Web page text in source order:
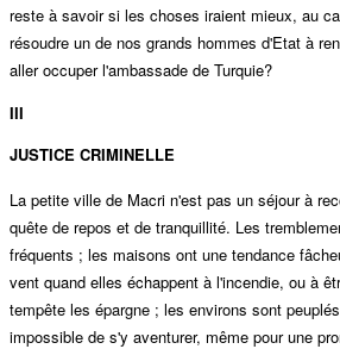
reste à savoir si les choses iraient mieux, au
résoudre un de nos grands hommes d'Etat à
aller occuper l'ambassade de Turquie?
III
JUSTICE CRIMINELLE
La petite ville de Macri n'est pas un séjour à
quête de repos et de tranquillité. Les
fréquents ; les maisons ont une tendance
vent quand elles échappent à l'incendie, ou à
tempête les épargne ; les environs sont
impossible de s'y aventurer, même pour une